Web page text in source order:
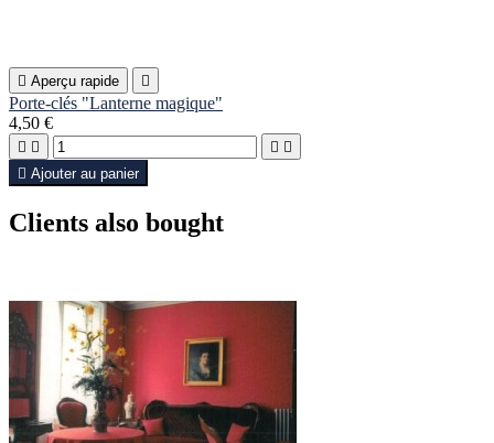
 Aperçu rapide 
Porte-clés "Lanterne magique"
4,50 €
   
 Ajouter au panier
Clients also bought